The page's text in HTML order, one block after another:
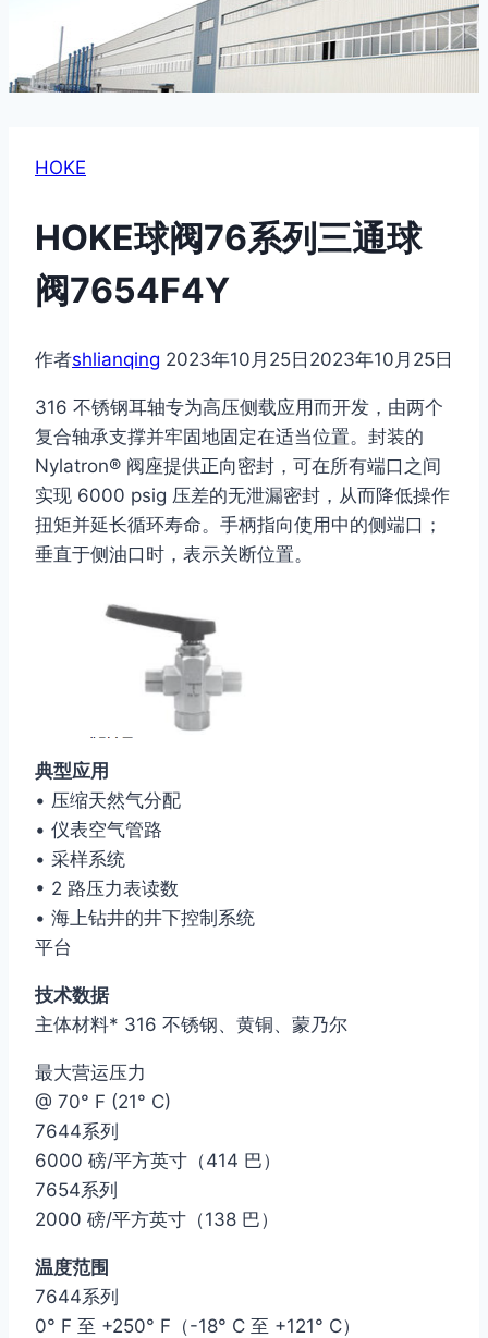
HOKE
HOKE球阀76系列三通球
阀7654F4Y
作者shlianqing 2023年10月25日 2023年10月25日
316 不锈钢耳轴专为高压侧载应用而开发，由两个
复合轴承支撑并牢固地固定在适当位置。封装的
Nylatron® 阀座提供正向密封，可在所有端口之间
实现 6000 psig 压差的无泄漏密封，从而降低操作
扭矩并延长循环寿命。手柄指向使用中的侧端口；
垂直于侧油口时，表示关断位置。
典型应用
• 压缩天然气分配
• 仪表空气管路
• 采样系统
• 2 路压力表读数
• 海上钻井的井下控制系统
平台
技术数据
主体材料* 316 不锈钢、黄铜、蒙乃尔
最大营运压力
@ 70° F (21° C)
7644系列
6000 磅/平方英寸（414 巴）
7654系列
2000 磅/平方英寸（138 巴）
温度范围
7644系列
0° F 至 +250° F（-18° C 至 +121° C）